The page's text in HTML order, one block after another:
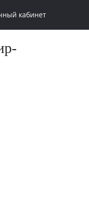
кабинет